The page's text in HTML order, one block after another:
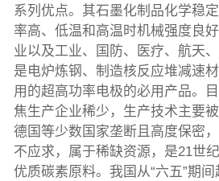
系列优点。其石墨化制品化学稳
率高、低温和高温时机械强度良
业以及工业、国防、医疗、航天
是电炉炼钢、制造核反应堆减速
用的超高功率电极的必用产品。
焦生产企业稀少，生产技术主要
德国等少数国家垄断且高度保密
不应求，属于稀缺资源，是21世
优质碳素原料。我国从“六五”期